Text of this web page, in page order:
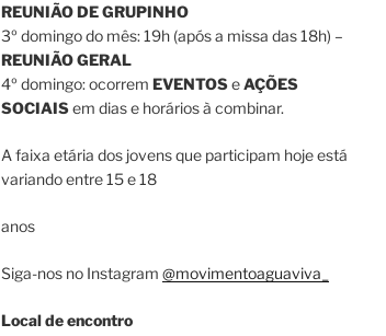
REUNIÃO DE GRUPINHO
3º domingo do mês: 19h (após a missa das 18h) –
REUNIÃO GERAL
4º domingo: ocorrem EVENTOSeAÇÕES
SOCIAISem dias e horários à combinar.
A faixa etária dos jovens que participam hoje está
variando entre 15 e 18
anos
Siga-nos no Instagram @movimentoaguaviva_
Local de encontro